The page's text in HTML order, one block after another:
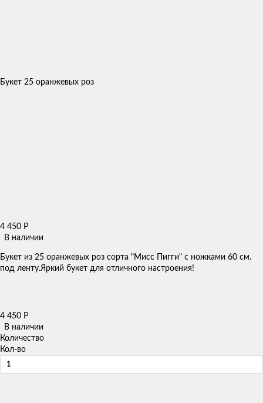
Букет 25 оранжевых роз
4 450 Р
В наличии
Букет из 25 оранжевых роз сорта "Мисс Пигги" с ножками 60 см.
под ленту.Яркий букет для отличного настроения!
4 450 Р
В наличии
Количество
Кол-во